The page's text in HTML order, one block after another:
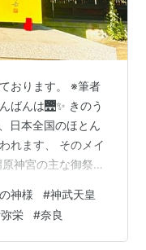
おります。 ※筆者
ばんは🌉✨ きのう
日本全国のほとん
れます、 そのメイ
神宮の主な御祭神
)※神様の名前や別
によりそれぞれ異
の皇后:媛蹈鞴五十
神様 #神武天皇
弥栄 #奈良